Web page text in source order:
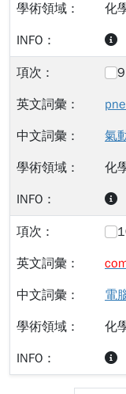
化
9
氣
化
電
化